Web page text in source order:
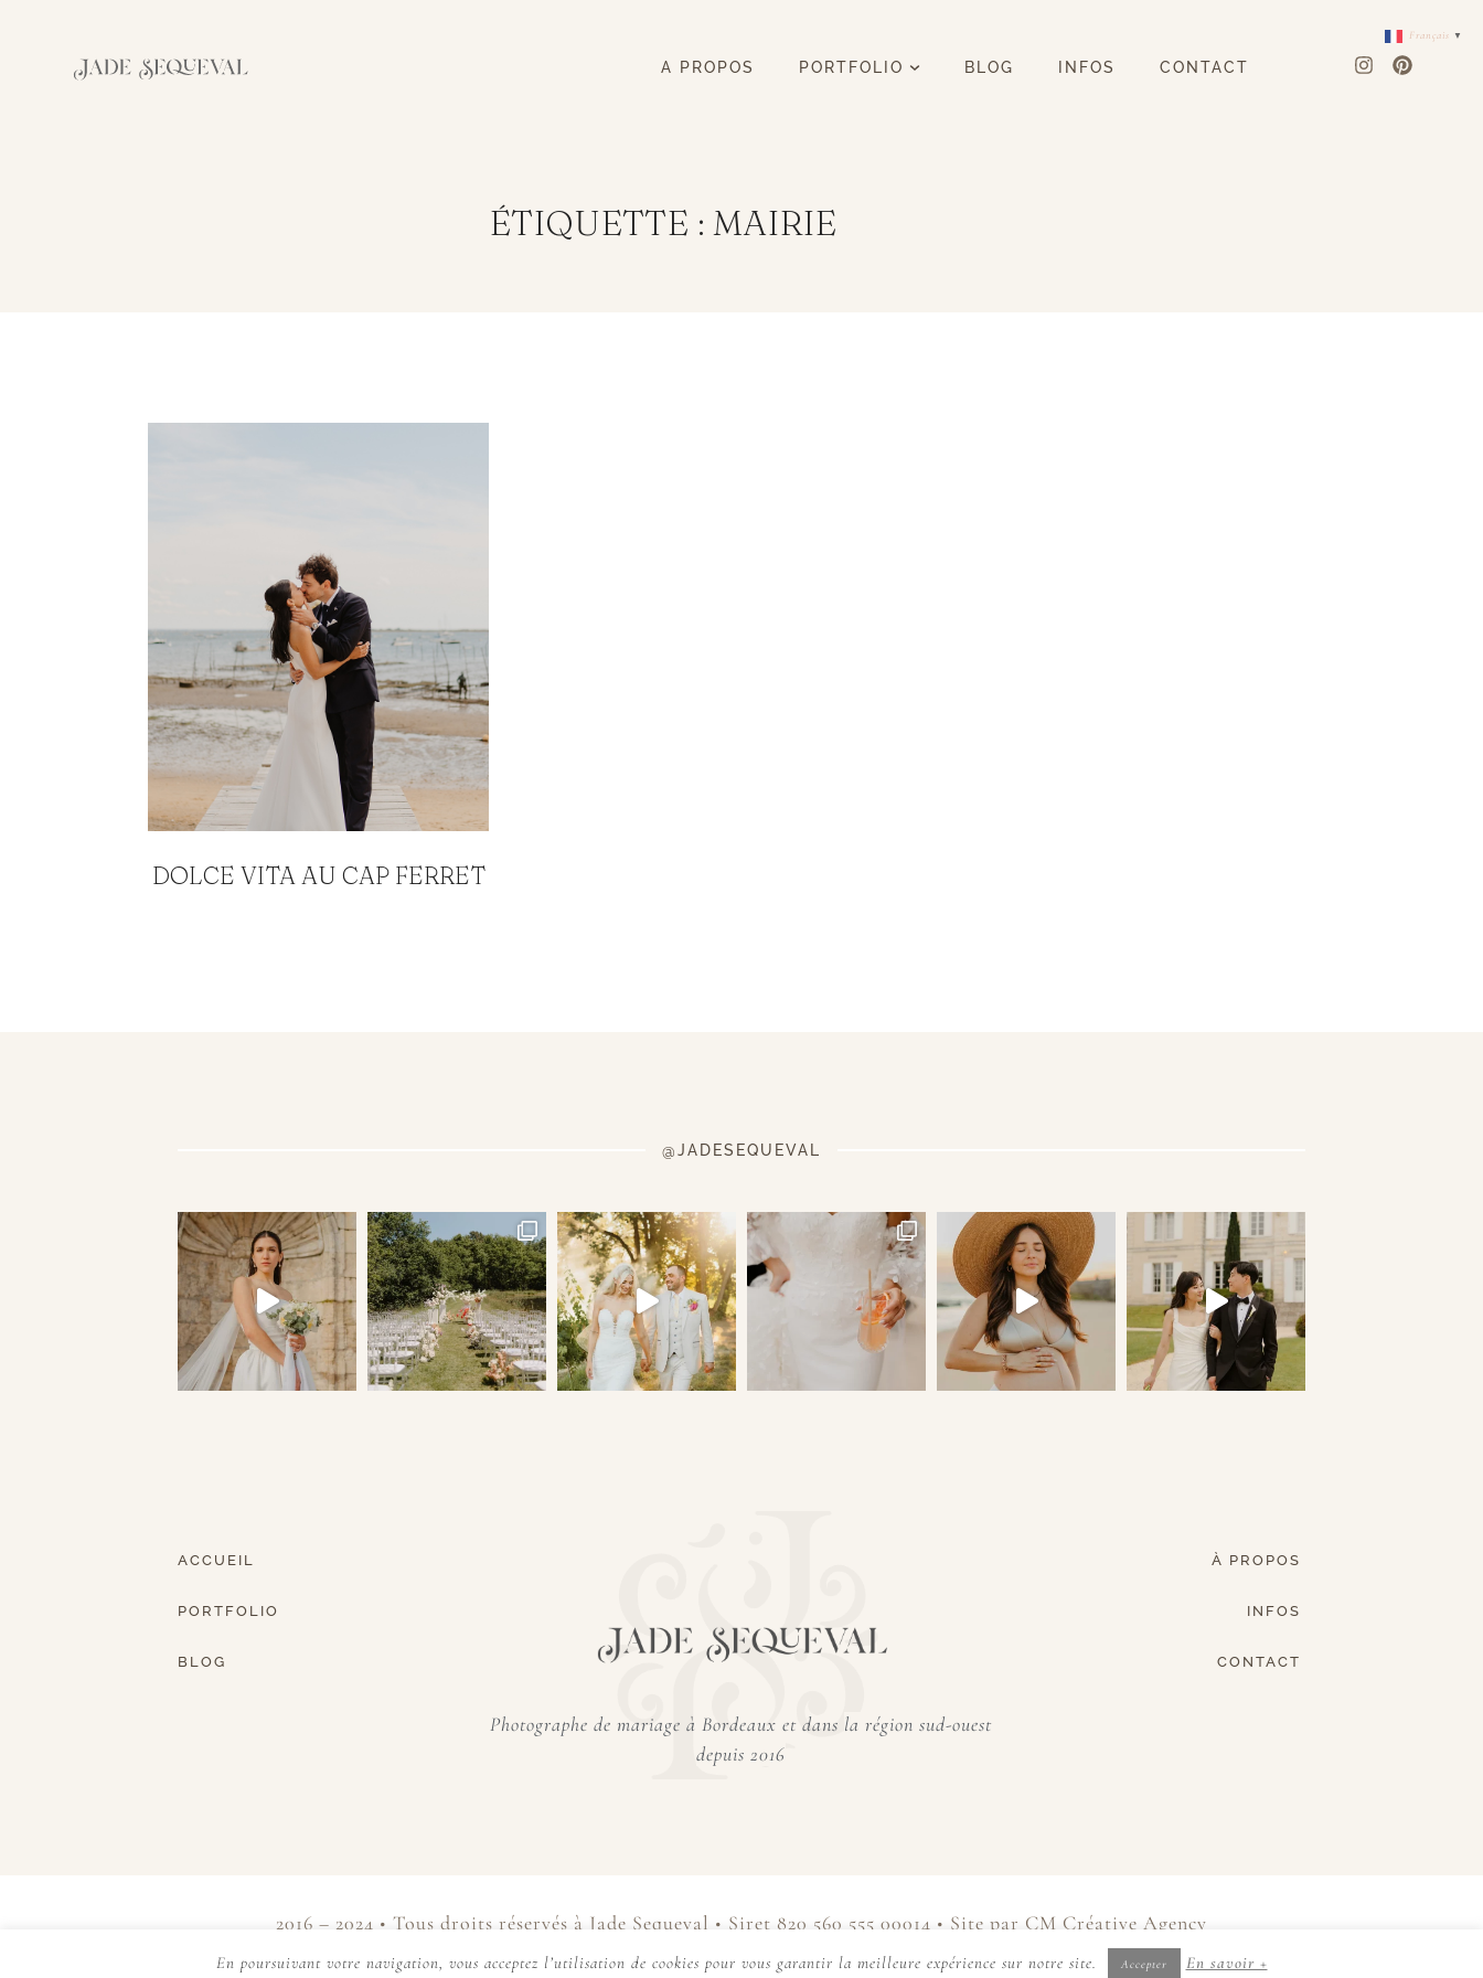
A PROPOS PORTFOLIO BLOG INFOS CONTACT
ÉTIQUETTE : MAIRIE
DOLCE VITA AU CAP FERRET
@JADESEQUEVAL
ACCUEIL
PORTFOLIO
BLOG
Photographe de mariage à Bordeaux et dans la région sud-ouest
depuis 2016
À PROPOS
INFOS
CONTACT
2016 – 2024 • Tous droits réservés à Jade Sequeval • Siret 820 560 555 00014 • Site par CM Créative Agency
En poursuivant votre navigation, vous acceptez l’utilisation de cookies pour vous garantir la meilleure expérience sur notre site. Accepter En savoir +
Français ▼